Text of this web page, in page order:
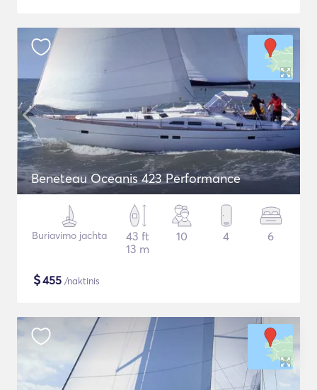
Beneteau Oceanis 423 Performance
Buriavimo jachta
43 ft
13 m
10 4 6
$455 /naktinis